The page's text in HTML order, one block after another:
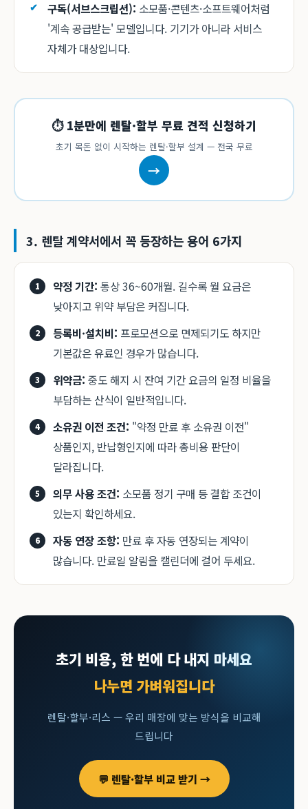
구독(서브스크립션): 소모품·콘텐츠·소프트웨어처럼
'계속 공급받는' 모델입니다. 기기가 아니라 서비스
자체가 대상입니다.
⏱ 1분만에 렌탈·할부 무료 견적 신청하기
초기 목돈 없이 시작하는 렌탈·할부 설계 — 전국 무료
→
3. 렌탈 계약서에서 꼭 등장하는 용어 6가지
약정 기간: 통상 36~60개월. 길수록 월 요금은
낮아지고 위약 부담은 커집니다.
등록비·설치비: 프로모션으로 면제되기도 하지만
기본값은 유료인 경우가 많습니다.
위약금: 중도 해지 시 잔여 기간 요금의 일정 비율을
부담하는 산식이 일반적입니다.
소유권 이전 조건: "약정 만료 후 소유권 이전"
상품인지, 반납형인지에 따라 총비용 판단이
달라집니다.
의무 사용 조건: 소모품 정기 구매 등 결합 조건이
있는지 확인하세요.
자동 연장 조항: 만료 후 자동 연장되는 계약이
많습니다. 만료일 알림을 캘린더에 걸어 두세요.
초기 비용, 한 번에 다 내지 마세요
나누면 가벼워집니다
렌탈·할부·리스 — 우리 매장에 맞는 방식을 비교해
드립니다
💬 렌탈·할부 비교 받기 →